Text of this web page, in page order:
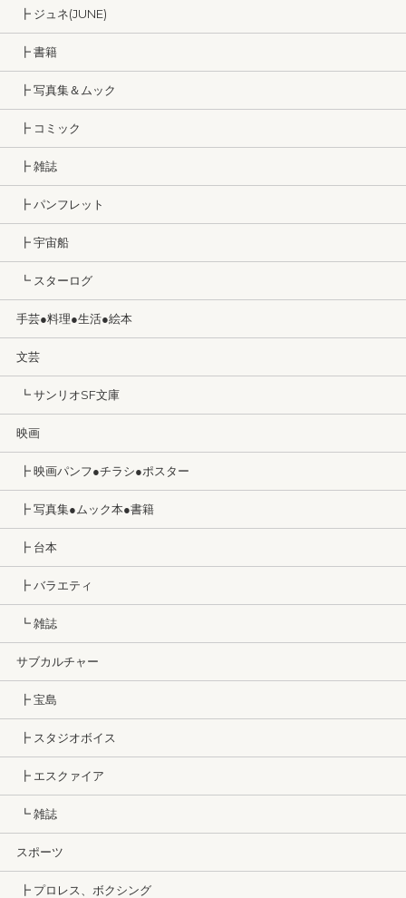
┣ ジュネ(JUNE)
┣ 書籍
┣ 写真集＆ムック
┣ コミック
┣ 雑誌
┣ パンフレット
┣ 宇宙船
┗ スターログ
手芸●料理●生活●絵本
文芸
┗ サンリオSF文庫
映画
┣ 映画パンフ●チラシ●ポスター
┣ 写真集●ムック本●書籍
┣ 台本
┣ バラエティ
┗ 雑誌
サブカルチャー
┣ 宝島
┣ スタジオボイス
┣ エスクァイア
┗ 雑誌
スポーツ
┣ プロレス、ボクシング